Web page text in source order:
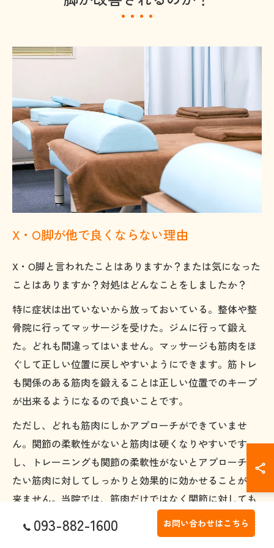
X・O脚が他で良くならない理由
X・O脚と言われたことはありますか？または気になった
ことはありますか？対処はどんなことをしましたか？
特に症状は出ていないから放っておいている。整体や整
骨院に行ってマッサージを受けた。ジムに行って鍛え
た。どれも間違ってはいません。マッサージも筋肉をほ
ぐして正しい位置に戻しやすいようにできます。筋トレ
も関係のある筋肉を鍛えることは正しい位置でのキープ
が出来るようになるので良いことです。
ただし、どれも筋肉にしかアプローチができていませ
ん。関節の柔軟性がないと筋肉は硬くなりやすいです
し、トレーニングも関節の柔軟性がないとアプローチし
たい筋肉に対してしっかりと効果的に効かせることが出
来ません。当院では、筋肉だけではなく関節に対しても
093-882-1600 お問い合わせはこちら